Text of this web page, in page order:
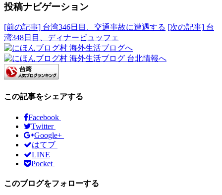
投稿ナビゲーション
[前の記事] 台湾346日目、交通事故に遭遇する [次の記事] 台
湾348日目、ディナービュッフェ
この記事をシェアする
Facebook
Twitter
Google+
はてブ
LINE
Pocket
このブログをフォローする